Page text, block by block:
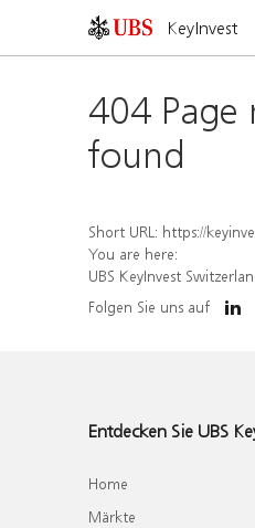
KeyInvest
404 Page
found
Short URL: https://keyinvest-
You are here:
UBS KeyInvest
Folgen Sie uns auf
Entdecken Sie UBS
Home
Märkte